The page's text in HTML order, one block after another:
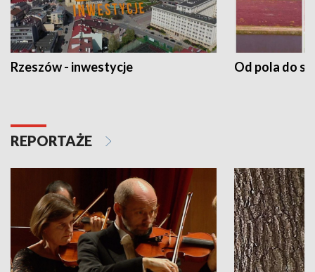
Rzeszów - inwestycje Od pola do
REPORTAŻE